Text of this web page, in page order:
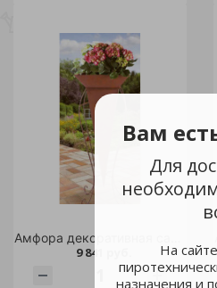
Вам
Для
На
назначения и
9 841 руб.